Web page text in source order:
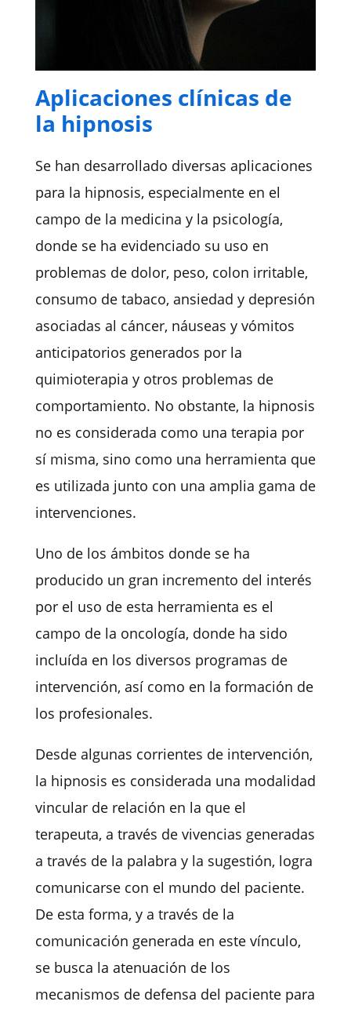
Aplicaciones clínicas de
la hipnosis
Se han desarrollado diversas aplicaciones
para la hipnosis, especialmente en el
campo de la medicina y la psicología,
donde se ha evidenciado su uso en
problemas de dolor, peso, colon irritable,
consumo de tabaco, ansiedad y depresión
asociadas al cáncer, náuseas y vómitos
anticipatorios generados por la
quimioterapia y otros problemas de
comportamiento. No obstante, la hipnosis
no es considerada como una terapia por
sí misma, sino como una herramienta que
es utilizada junto con una amplia gama de
intervenciones.
Uno de los ámbitos donde se ha
producido un gran incremento del interés
por el uso de esta herramienta es el
campo de la oncología, donde ha sido
incluída en los diversos programas de
intervención, así como en la formación de
los profesionales.
Desde algunas corrientes de intervención,
la hipnosis es considerada una modalidad
vincular de relación en la que el
terapeuta, a través de vivencias generadas
a través de la palabra y la sugestión, logra
comunicarse con el mundo del paciente.
De esta forma, y a través de la
comunicación generada en este vínculo,
se busca la atenuación de los
mecanismos de defensa del paciente para